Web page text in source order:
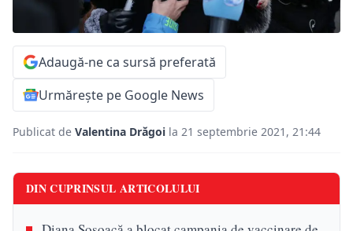
Adaugă-ne ca sursă preferată
Urmărește pe Google News
Publicat de Valentina Drăgoi la 21 septembrie 2021, 21:44
DIN CUPRINSUL ARTICOLULUI